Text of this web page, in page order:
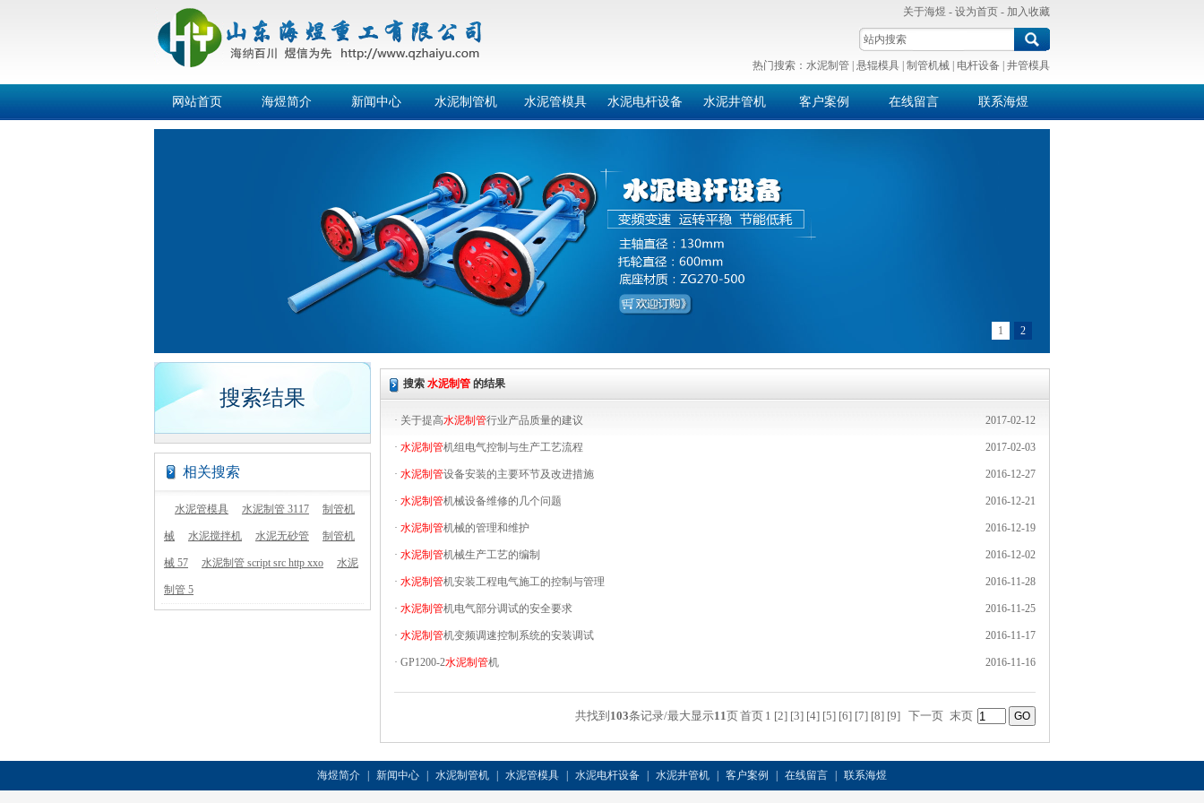
关于海煜 - 设为首页 - 加入收藏
热门搜索： 水泥制管 悬辊模具 制管机械 电杆设备 井管模具
网站首页 海煜简介 新闻中心 水泥制管机 水泥管模具 水泥电杆设备 水泥井管机 客户案例 在线留言 联系海煜
1 2
搜索结果
相关搜索
水泥管模具 水泥制管 3117 制管机
械 水泥搅拌机 水泥无砂管 制管机
械 57 水泥制管 script src http xxo 水泥
制管 5
搜索 水泥制管 的结果
2017-02-12
· 关于提高水泥制管行业产品质量的建议
2017-02-03
· 水泥制管机组电气控制与生产工艺流程
2016-12-27
· 水泥制管设备安装的主要环节及改进措施
2016-12-21
· 水泥制管机械设备维修的几个问题
2016-12-19
· 水泥制管机械的管理和维护
2016-12-02
· 水泥制管机械生产工艺的编制
2016-11-28
· 水泥制管机安装工程电气施工的控制与管理
2016-11-25
· 水泥制管机电气部分调试的安全要求
2016-11-17
· 水泥制管机变频调速控制系统的安装调试
2016-11-16
· GP1200-2水泥制管机
共找到 103条记录/最大显示11页首页 1 [2] [3] [4] [5] [6] [7] [8] [9] 下一页 末页
海煜简介 新闻中心 水泥制管机 水泥管模具 水泥电杆设备 水泥井管机 客户案例 在线留言 联系海煜